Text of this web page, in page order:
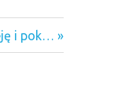
i pok…